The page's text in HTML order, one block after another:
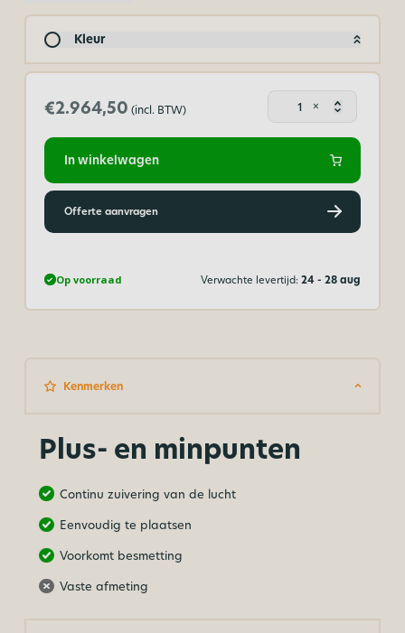
Kleur
€2.964,50 (incl. BTW)
Corona
aantal
×
In winkelwagen
Offerte aanvragen
Op voorraad Verwachte levertijd:24 - 28 aug
Kenmerken
Plus- en minpunten
Continu zuivering van de lucht
Eenvoudig te plaatsen
Voorkomt besmetting
Vaste afmeting